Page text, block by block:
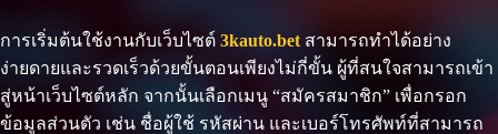
การเริ่มต้นใช้งานกับเว็บไซต์ 3kauto.bet สามารถทำได้อย่าง
ง่ายดายและรวดเร็วด้วยขั้นตอนเพียงไม่กี่ขั้น ผู้ที่สนใจสามารถเข้า
สู่หน้าเว็บไซต์หลัก จากนั้นเลือกเมนู “สมัครสมาชิก” เพื่อกรอก
ข้อมูลส่วนตัว เช่น ชื่อผู้ใช้ รหัสผ่าน และเบอร์โทรศัพท์ที่สามารถ